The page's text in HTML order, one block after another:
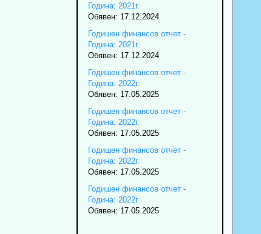
Година: 2021г.
Обявен: 17.12.2024
Годишен финансов отчет -
Година: 2021г.
Обявен: 17.12.2024
Годишен финансов отчет -
Година: 2022г.
Обявен: 17.05.2025
Годишен финансов отчет -
Година: 2022г.
Обявен: 17.05.2025
Годишен финансов отчет -
Година: 2022г.
Обявен: 17.05.2025
Годишен финансов отчет -
Година: 2022г.
Обявен: 17.05.2025